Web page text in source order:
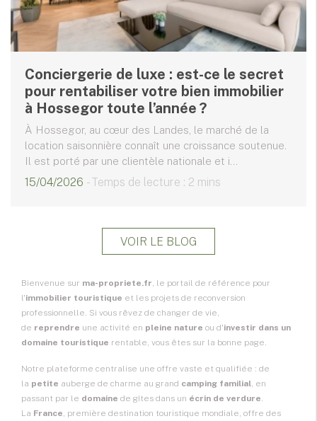
Conciergerie de luxe : est-ce le secret
pour rentabiliser votre bien immobilier
à Hossegor toute l’année ?
À Hossegor, au cœur des Landes, le marché de la
location saisonnière connaît une croissance soutenue.
Il est porté par une clientèle nationale et i...
15/04/2026 - Temps de lecture : 2 mins
VOIR LE BLOG
Bienvenue sur ma-propriete.fr, le portail de référence pour
l'immobilier touristique et les projets de reconversion
professionnelle. Si vous rêvez de changer de vie,
de reprendre une activité en pleine nature ou d'investir dans un
domaine touristique rentable, vous êtes sur la bonne page.
Notre plateforme centralise une offre vaste et qualifiée : de
la petite auberge de charme au grand camping familial, en
passant par le domaine de gîtes dans un écrin de verdure.
La France, première destination touristique mondiale, offre des